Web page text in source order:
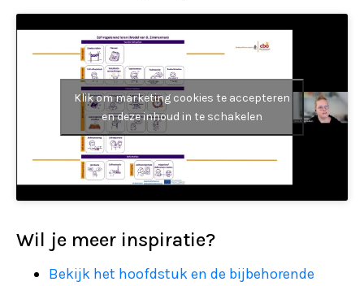
Klik om marketing cookies te accepteren
en deze inhoud in te schakelen
Wil je meer inspiratie?
Bekijk het hoofdstuk en de bijbehorende